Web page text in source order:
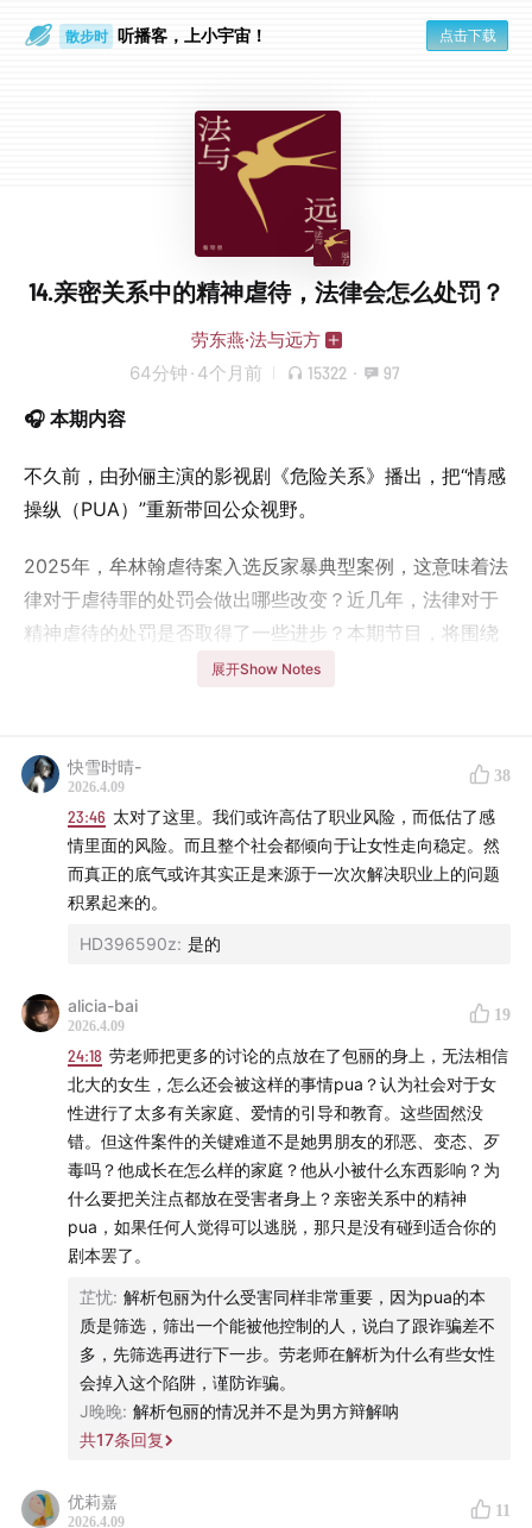
散步时 听播客，上小宇宙！ 点击下载
14.亲密关系中的精神虐待，法律会怎么处罚？
劳东燕·法与远方
64分钟 · 4个月前 15322 · 97
🎧 本期内容
不久前，由孙俪主演的影视剧《危险关系》播出，把“情感
操纵（PUA）”重新带回公众视野。
2025年，牟林翰虐待案入选反家暴典型案例，这意味着法
律对于虐待罪的处罚会做出哪些改变？近几年，法律对于
精神虐待的处罚是否取得了一些进步？本期节目，将围绕
牟林翰虐待案展开，详细讨论法律对于亲密关系中的精神
👀 收听提示
牟林翰虐待案
应该取消“家暴”这个概念吗？
法律上的突破性
社会对女性的规训
怎么在生活中识别PUA
有时候，女性会把婚姻或爱情想得太过美好
职业风险要关注，婚恋的风险更要关注
社会文化的问题
把婚前同居的男女朋友认定为虐待罪中的家庭成
员，是法律上的进步
展开Show Notes
快雪时晴-
2026.4.09
38
23:46 太对了这里。我们或许高估了职业风险，而低估了感
情里面的风险。而且整个社会都倾向于让女性走向稳定。然
而真正的底气或许其实正是来源于一次次解决职业上的问题
积累起来的。
HD396590z: 是的
alicia-bai
2026.4.09
19
24:18 劳老师把更多的讨论的点放在了包丽的身上，无法相信
北大的女生，怎么还会被这样的事情pua？认为社会对于女
性进行了太多有关家庭、爱情的引导和教育。这些固然没
错。但这件案件的关键难道不是她男朋友的邪恶、变态、歹
毒吗？他成长在怎么样的家庭？他从小被什么东西影响？为
什么要把关注点都放在受害者身上？亲密关系中的精神
pua，如果任何人觉得可以逃脱，那只是没有碰到适合你的
剧本罢了。
芷忧: 解析包丽为什么受害同样非常重要，因为pua的本
质是筛选，筛出一个能被他控制的人，说白了跟诈骗差不
多，先筛选再进行下一步。劳老师在解析为什么有些女性
会掉入这个陷阱，谨防诈骗。
J晚晚: 解析包丽的情况并不是为男方辩解呐
共17条回复
优莉嘉
2026.4.09
11